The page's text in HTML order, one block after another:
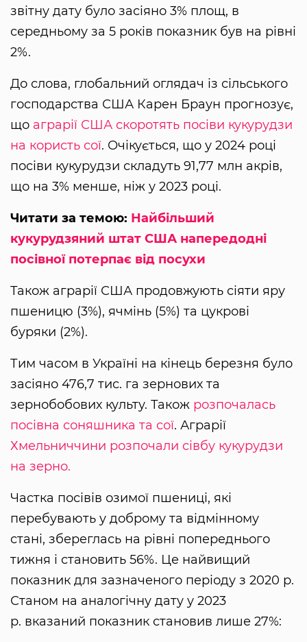
звітну дату було засіяно 3% площ, в
середньому за 5 років показник був на рівні
2%.
До слова, глобальний оглядач із сільського
господарства США Карен Браун прогнозує,
що аграрії США скоротять посіви кукурудзи
на користь сої. Очікується, що у 2024 році
посіви кукурудзи складуть 91,77 млн акрів,
що на 3% менше, ніж у 2023 році.
Читати за темою: Найбільший
кукурудзяний штат США напередодні
посівної потерпає від посухи
Також аграрії США продовжують сіяти яру
пшеницю (3%), ячмінь (5%) та цукрові
буряки (2%).
Тим часом в Україні на кінець березня було
засіяно 476,7 тис. га зернових та
зернобобових культу. Також розпочалась
посівна соняшника та сої. Аграрії
Хмельниччини розпочали сівбу кукурудзи
на зерно.
Частка посівів озимої пшениці, які
перебувають у доброму та відмінному
стані, збереглась на рівні попереднього
тижня і становить 56%. Це найвищий
показник для зазначеного періоду з 2020 р.
Станом на аналогічну дату у 2023
р. вказаний показник становив лише 27%: